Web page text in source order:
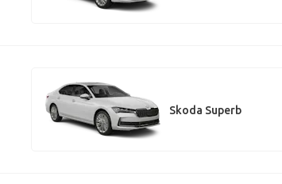
Skoda Superb